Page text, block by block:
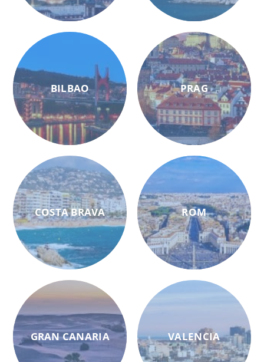
BILBAO
COSTA BRAVA
GRAN CANARIA
PRAG
ROM
VALENCIA